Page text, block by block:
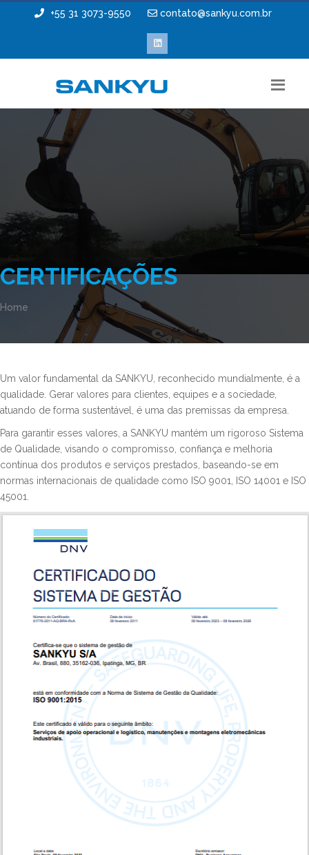
+55 31 3073-9550 contato@sankyu.com.br
CERTIFICAÇÕES
Home
Um valor fundamental da SANKYU, reconhecido mundialmente, é a
qualidade. Gerar valores para clientes, equipes e a sociedade,
atuando de forma sustentável, é uma das premissas da empresa.
Para garantir esses valores, a SANKYU mantém um rigoroso Sistema
de Qualidade, visando o compromisso, confiança e melhoria
contínua dos produtos e serviços prestados, baseando-se em
normas internacionais de qualidade como ISO 9001, ISO 14001 e ISO
45001.